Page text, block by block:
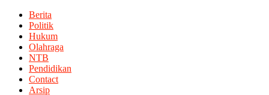
Berita
Politik
Hukum
Olahraga
NTB
Pendidikan
Contact
Arsip